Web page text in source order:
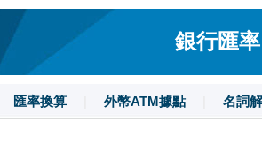
銀行匯
匯率換算 外幣ATM據點 名詞